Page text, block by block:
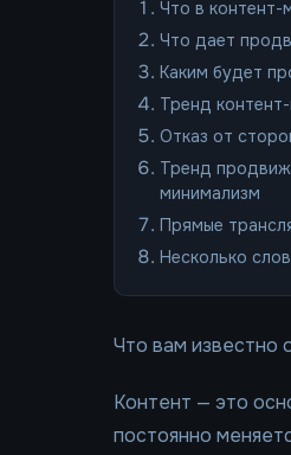
Что в контент-
Что дает
Каким будет
Тренд
Отказ от
Тренд
минимализм
Прямые
Несколько
Что вам известно
Контент — это
постоянно